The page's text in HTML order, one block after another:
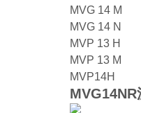
MVG 14 M
MVG 14 N
MVP 13 H
MVP 13 M
MVP14H
MVG14NR